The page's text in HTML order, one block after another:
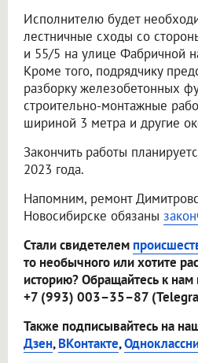
Исполнителю будет
лестничные сходы со
и 55/5 на улице Фабричной
Кроме того, подрядчику
разборку железобетонных
строительно-монтажные
шириной 3 метра и другие
Закончить работы
2023 года.
Напомним, ремонт
Новосибирске обязаны
Стали свидетелем
то необычного или хотите
историю? Обращайтесь к
+7 (993) 003–35–87
Также подписывайтесь на
Дзен,ВКонтакте,